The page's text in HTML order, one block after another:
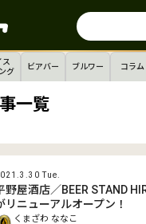
ス
グ
ビアバー ブルワー コラム
一覧
Tue.
野屋酒店／BEER STAND
リニューアルオープン！
くまざわ ななこ